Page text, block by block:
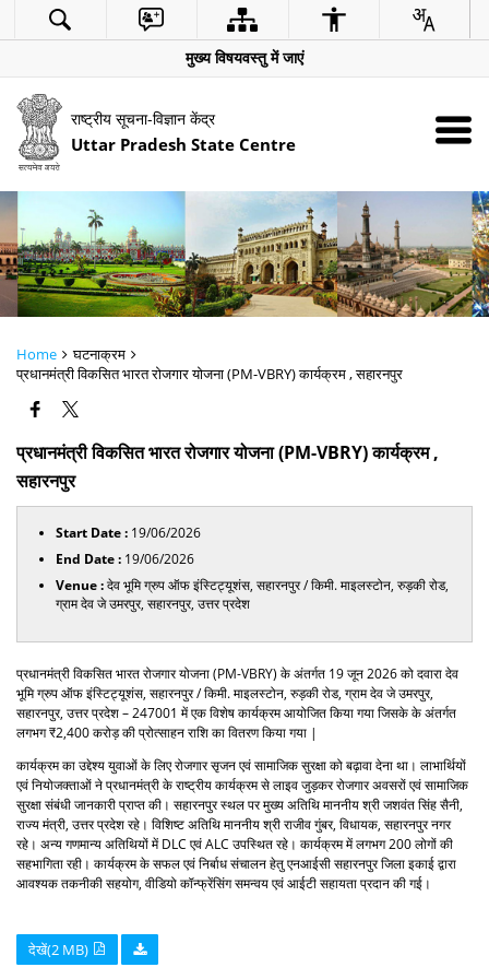
मुख्य विषयवस्तु में जाएं
राष्ट्रीय सूचना-विज्ञान केंद्र
Uttar Pradesh State Centre
Home
घटनाक्रम
प्रधानमंत्री विकसित भारत रोजगार योजना (PM-VBRY) कार्यक्रम , सहारनपुर
प्रधानमंत्री विकसित भारत रोजगार योजना (PM-VBRY) कार्यक्रम ,
सहारनपुर
Start Date : 19/06/2026
End Date : 19/06/2026
Venue :देव भूमि ग्रुप ऑफ इंस्टिट्यूशंस, सहारनपुर / किमी. माइलस्टोन, रुड़की रोड,
ग्राम देव जे उमरपुर, सहारनपुर, उत्तर प्रदेश
प्रधानमंत्री विकसित भारत रोजगार योजना (PM-VBRY) के अंतर्गत 19 जून 2026 को दवारा देव
भूमि ग्रुप ऑफ इंस्टिट्यूशंस, सहारनपुर / किमी. माइलस्टोन, रुड़की रोड, ग्राम देव जे उमरपुर,
सहारनपुर, उत्तर प्रदेश – 247001 में एक विशेष कार्यक्रम आयोजित किया गया जिसके के अंतर्गत
लगभग ₹2,400 करोड़ की प्रोत्साहन राशि का वितरण किया गया |
कार्यक्रम का उद्देश्य युवाओं के लिए रोजगार सृजन एवं सामाजिक सुरक्षा को बढ़ावा देना था। लाभार्थियों
एवं नियोजक्ताओं ने प्रधानमंत्री के राष्ट्रीय कार्यक्रम से लाइव जुड़कर रोजगार अवसरों एवं सामाजिक
सुरक्षा संबंधी जानकारी प्राप्त की। सहारनपुर स्थल पर मुख्य अतिथि माननीय श्री जशवंत सिंह सैनी,
राज्य मंत्री, उत्तर प्रदेश रहे। विशिष्ट अतिथि माननीय श्री राजीव गुंबर, विधायक, सहारनपुर नगर
रहे। अन्य गणमान्य अतिथियों में DLC एवं ALC उपस्थित रहे। कार्यक्रम में लगभग 200 लोगों की
सहभागिता रही। कार्यक्रम के सफल एवं निर्बाध संचालन हेतु एनआईसी सहारनपुर जिला इकाई द्वारा
आवश्यक तकनीकी सहयोग, वीडियो कॉन्फ्रेंसिंग समन्वय एवं आईटी सहायता प्रदान की गई।
देखें(2 MB)